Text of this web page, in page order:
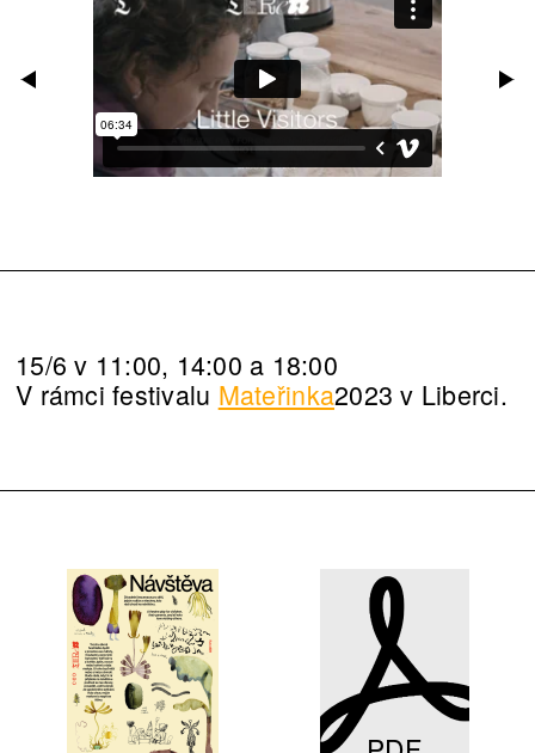
15/6 v 11:00, 14:00 a 18:00
V rámci festivalu Mateřinka2023 v Liberci.